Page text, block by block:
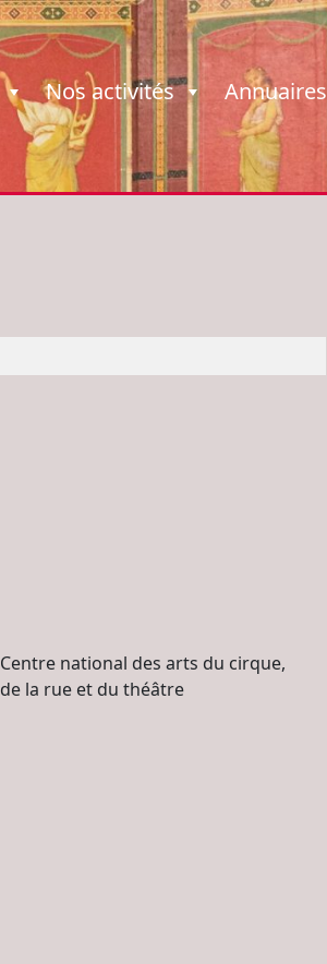
Nos activités Annuaires
Centre national des arts du cirque,
de la rue et du théâtre